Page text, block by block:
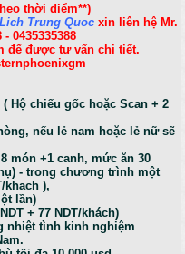
thời điểm**)
Trung Quoc xin liên hệ Mr.
0435335388
để được tư vấn chi tiết.
Hộ chiếu gốc hoặc Scan + 2
nếu lẻ nam hoặc lẻ nữ sẽ
món +1 canh, mức ăn 30
- trong chương trình một
khach ),
lần)
+ 77 NDT/khách)
nhiệt tình kinh nghiệm